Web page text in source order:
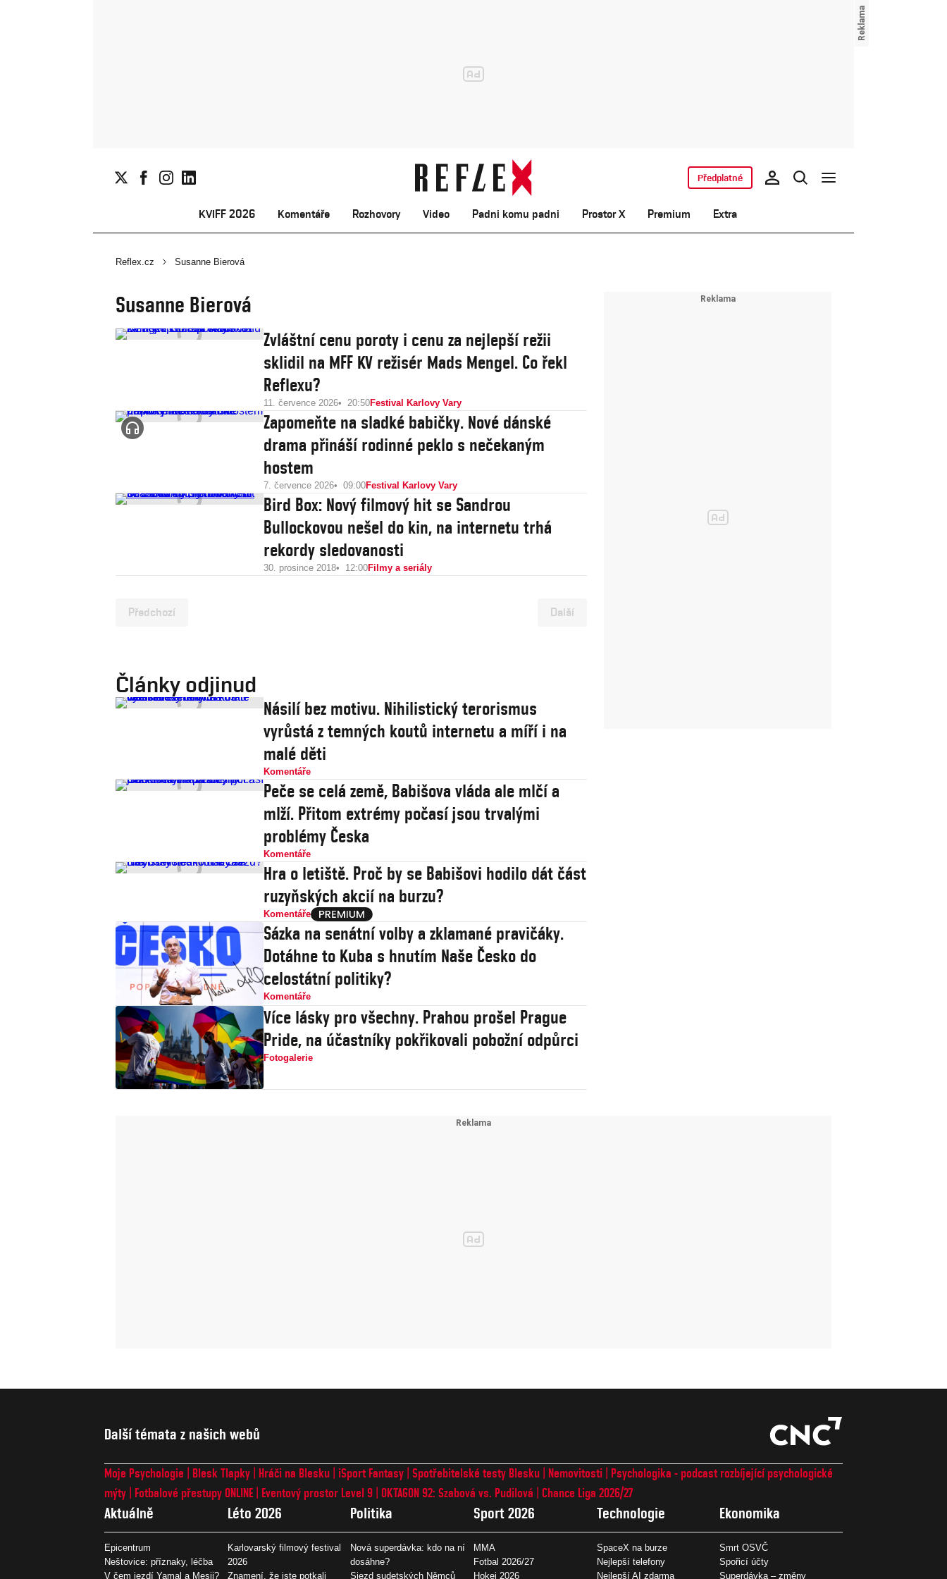
KVIFF 2026 Komentáře Rozhovory Video Padni komu padni Prostor X Premium Extra
Předplatné
Reflex.cz Susanne Bierová
Susanne Bierová
Zvláštní cenu poroty i cenu za nejlepší režii
sklidil na MFF KV režisér Mads Mengel. Co řekl
Reflexu?
11. července 2026 20:50Festival Karlovy Vary
Zapomeňte na sladké babičky. Nové dánské
drama přináší rodinné peklo s nečekaným
hostem
7. července 2026 09:00Festival Karlovy Vary
Bird Box: Nový filmový hit se Sandrou
Bullockovou nešel do kin, na internetu trhá
rekordy sledovanosti
30. prosince 2018 12:00Filmy a seriály
Předchozí Další
Články odjinud
Násilí bez motivu. Nihilistický terorismus
vyrůstá z temných koutů internetu a míří i na
malé děti
Komentáře
Peče se celá země, Babišova vláda ale mlčí a
mlží. Přitom extrémy počasí jsou trvalými
problémy Česka
Komentáře
Hra o letiště. Proč by se Babišovi hodilo dát část
ruzyňských akcií na burzu?
Komentáře
Sázka na senátní volby a zklamané pravičáky.
Dotáhne to Kuba s hnutím Naše Česko do
celostátní politiky?
Komentáře
Více lásky pro všechny. Prahou prošel Prague
Pride, na účastníky pokřikovali pobožní odpůrci
Fotogalerie
Další témata z našich webů
Moje Psychologie Blesk Tlapky Hráči na Blesku iSport Fantasy Spotřebitelské testy Blesku Nemovitosti
Psychologika - podcast rozbíjející psychologické
mýty
Fotbalové přestupy ONLINE Eventový prostor Level 9 OKTAGON 92: Szabová vs. Pudilová Chance Liga 2026/27
Aktuálně
Epicentrum
Neštovice: příznaky, léčba
V čem jezdí Yamal a Mesii?
Léto 2026
Karlovarský filmový festival
2026
Znamení, že jste potkali
Politika
Nová superdávka: kdo na ní
dosáhne?
Sjezd sudetských Němců
Sport 2026
MMA
Fotbal 2026/27
Hokej 2026
Technologie
SpaceX na burze
Nejlepší telefony
Nejlepší AI zdarma
Ekonomika
Smrt OSVČ
Spořicí účty
Superdávka – změny